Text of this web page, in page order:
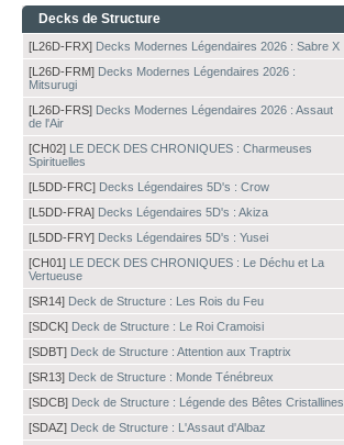
Decks de Structure
[L26D-FRX] Decks Modernes Légendaires 2026 : Sabre X
[L26D-FRM] Decks Modernes Légendaires 2026 :
Mitsurugi
[L26D-FRS] Decks Modernes Légendaires 2026 : Assaut
de l'Air
[CH02] LE DECK DES CHRONIQUES : Charmeuses
Spirituelles
[L5DD-FRC] Decks Légendaires 5D's : Crow
[L5DD-FRA] Decks Légendaires 5D's : Akiza
[L5DD-FRY] Decks Légendaires 5D's : Yusei
[CH01] LE DECK DES CHRONIQUES : Le Déchu et La
Vertueuse
[SR14] Deck de Structure : Les Rois du Feu
[SDCK] Deck de Structure : Le Roi Cramoisi
[SDBT] Deck de Structure : Attention aux Traptrix
[SR13] Deck de Structure : Monde Ténébreux
[SDCB] Deck de Structure : Légende des Bêtes Cristallines
[SDAZ] Deck de Structure : L'Assaut d'Albaz